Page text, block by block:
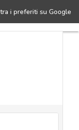
i preferiti su Google
satellitare